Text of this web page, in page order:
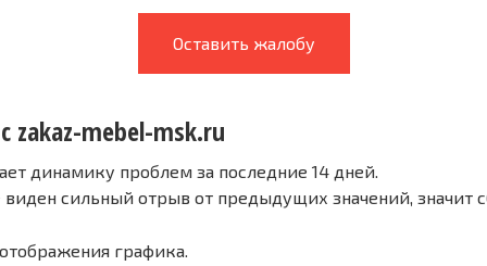
Оставить жалобу
zakaz-mebel-msk.ru
динамику проблем за последние 14 дней.
виден сильный отрыв от предыдущих значений, значит
графика.